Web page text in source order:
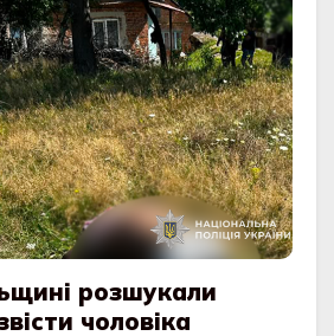
розшукали
чоловіка